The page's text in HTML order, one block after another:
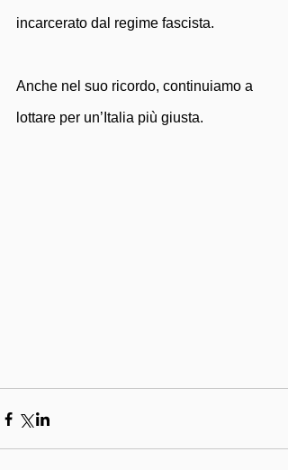
incarcerato dal regime fascista.
Anche nel suo ricordo, continuiamo a
lottare per un’Italia più giusta.